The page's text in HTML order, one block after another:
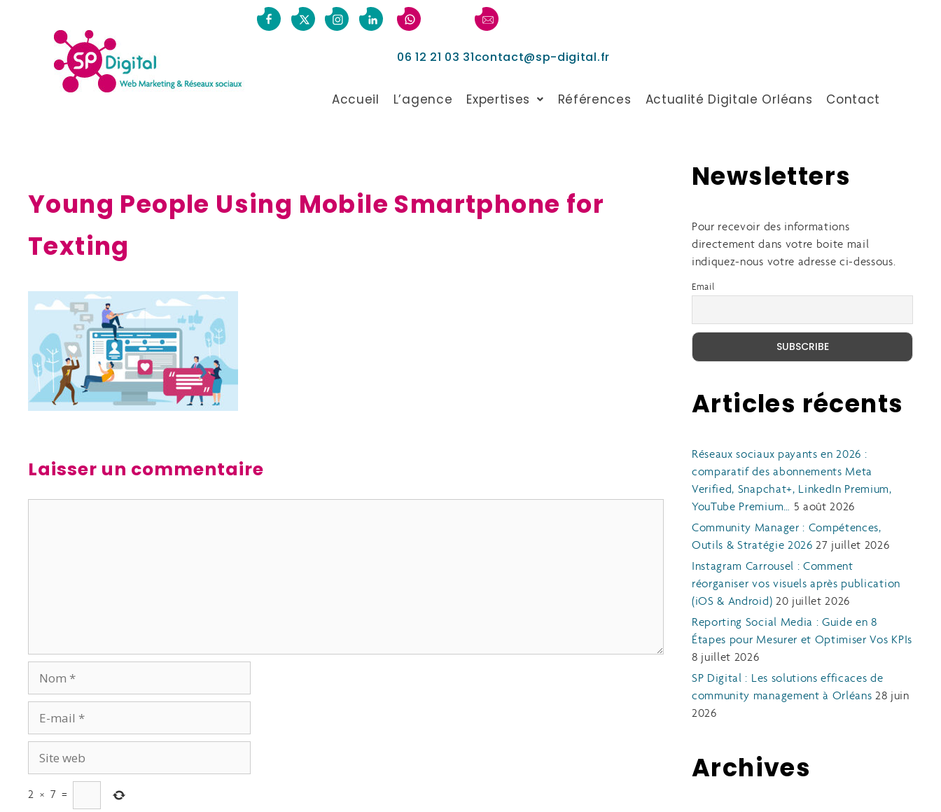
06 12 21 03 31contact@sp-digital.fr
Accueil L’agence Expertises Références Actualité Digitale Orléans Contact
Young People Using Mobile Smartphone for
Texting
Laisser un commentaire
2 × 7 =
Newsletters
Pour recevoir des informations
directement dans votre boite mail
indiquez-nous votre adresse ci-dessous.
Email
Articles récents
Réseaux sociaux payants en 2026 :
comparatif des abonnements Meta
Verified, Snapchat+, LinkedIn Premium,
YouTube Premium… 5 août 2026
Community Manager : Compétences,
Outils & Stratégie 2026 27 juillet 2026
Instagram Carrousel : Comment
réorganiser vos visuels après publication
(iOS & Android) 20 juillet 2026
Reporting Social Media : Guide en 8
Étapes pour Mesurer et Optimiser Vos KPIs
8 juillet 2026
SP Digital : Les solutions efficaces de
community management à Orléans 28 juin
2026
Archives